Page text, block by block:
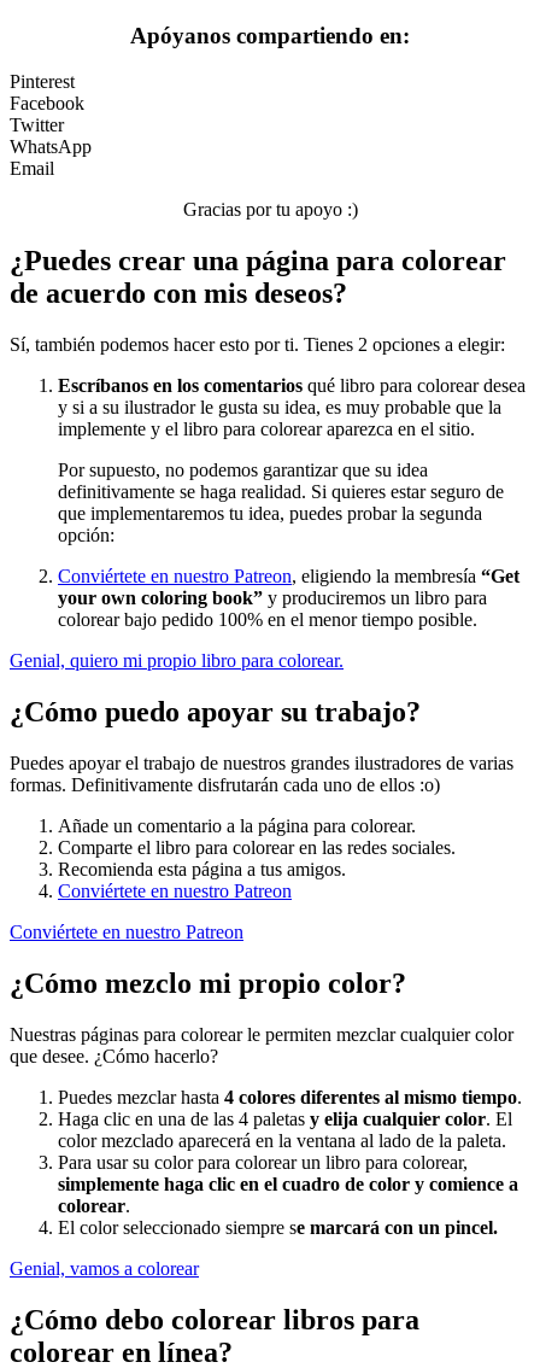
Apóyanos compartiendo en:
Pinterest
Facebook
Twitter
WhatsApp
Email
Gracias por tu apoyo :)
¿Puedes crear una página para colorear
de acuerdo con mis deseos?
Sí, también podemos hacer esto por ti. Tienes 2 opciones a elegir:
Escríbanos en los comentarios qué libro para colorear desea
y si a su ilustrador le gusta su idea, es muy probable que la
implemente y el libro para colorear aparezca en el sitio.
Por supuesto, no podemos garantizar que su idea
definitivamente se haga realidad. Si quieres estar seguro de
que implementaremos tu idea, puedes probar la segunda
opción:
Conviértete en nuestro Patreon, eligiendo la membresía “Get
your own coloring book” y produciremos un libro para
colorear bajo pedido 100% en el menor tiempo posible.
Genial, quiero mi propio libro para colorear.
¿Cómo puedo apoyar su trabajo?
Puedes apoyar el trabajo de nuestros grandes ilustradores de varias
formas. Definitivamente disfrutarán cada uno de ellos :o)
Añade un comentario a la página para colorear.
Comparte el libro para colorear en las redes sociales.
Recomienda esta página a tus amigos.
Conviértete en nuestro Patreon
Conviértete en nuestro Patreon
¿Cómo mezclo mi propio color?
Nuestras páginas para colorear le permiten mezclar cualquier color
que desee. ¿Cómo hacerlo?
Puedes mezclar hasta 4 colores diferentes al mismo tiempo.
Haga clic en una de las 4 paletas y elija cualquier color. El
color mezclado aparecerá en la ventana al lado de la paleta.
Para usar su color para colorear un libro para colorear,
simplemente haga clic en el cuadro de color y comience a
colorear.
El color seleccionado siempre se marcará con un pincel.
Genial, vamos a colorear
¿Cómo debo colorear libros para
colorear en línea?